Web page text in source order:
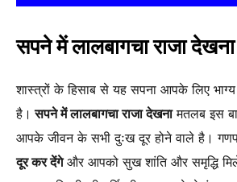
सपने में लालबागचा राजा
शास्त्रों के हिसाब से यह सपना आपके लिए
है। सपने में लालबागचा राजा देखनामतलब इस
आपके जीवन के सभी दुःख दूर होने वाले है।
दूर कर देंगेऔर आपको सुख शांति और समृद्धि